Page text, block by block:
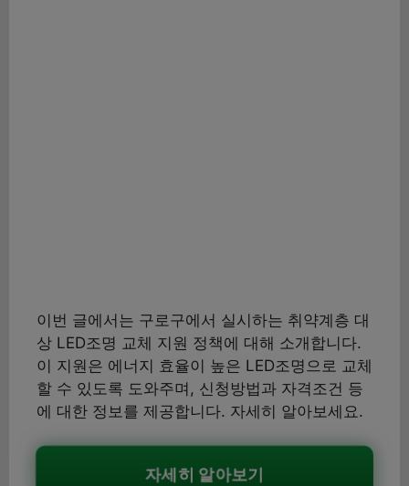
이번 글에서는 구로구에서 실시하는 취약계층 대
상 LED조명 교체 지원 정책에 대해 소개합니다.
이 지원은 에너지 효율이 높은 LED조명으로 교체
할 수 있도록 도와주며, 신청방법과 자격조건 등
에 대한 정보를 제공합니다. 자세히 알아보세요.
자세히 알아보기